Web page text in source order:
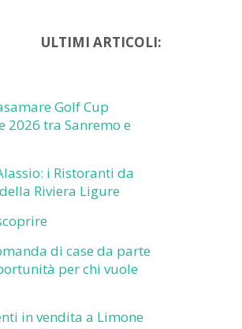
ULTIMI ARTICOLI:
Golf Cup
2026 tra Sanremo e
i Ristoranti da
Riviera Ligure
di case da parte
per chi vuole
in vendita a Limone